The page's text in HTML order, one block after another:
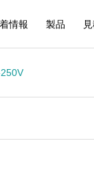
情報 製品